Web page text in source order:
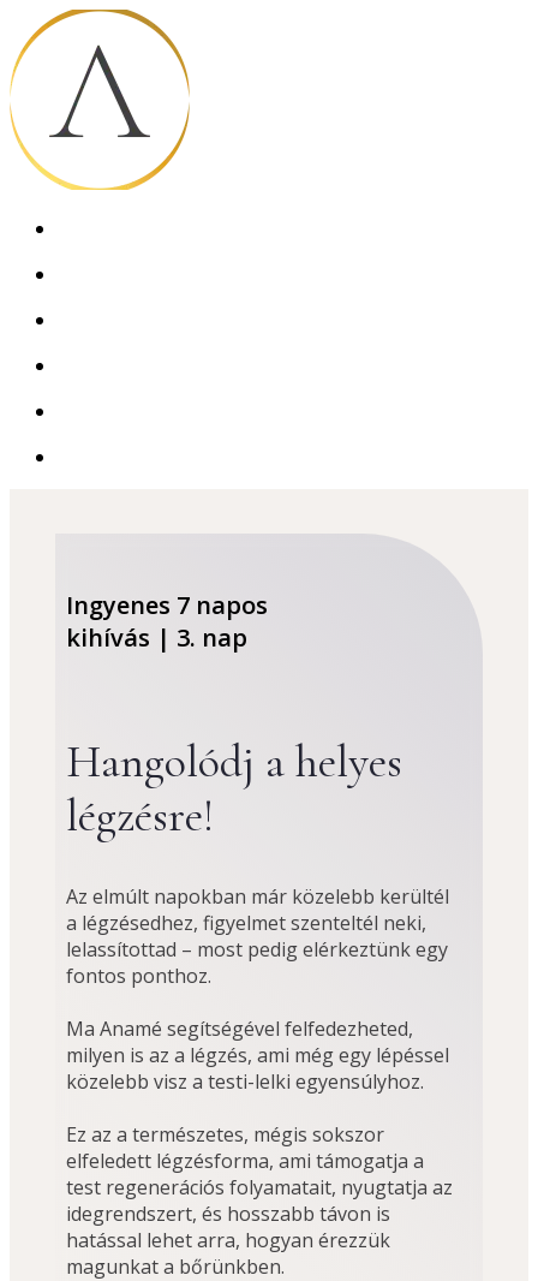
Hangolódj a helyes
légzésre!
Az elmúlt napokban már közelebb kerültél
a légzésedhez, figyelmet szenteltél neki,
lelassítottad – most pedig elérkeztünk egy
fontos ponthoz.
Ma Anamé segítségével felfedezheted,
milyen is az a légzés, ami még egy lépéssel
közelebb visz a testi-lelki egyensúlyhoz.
Ez az a természetes, mégis sokszor
elfeledett légzésforma, ami támogatja a
test regenerációs folyamatait, nyugtatja az
idegrendszert, és hosszabb távon is
hatással lehet arra, hogyan érezzük
magunkat a bőrünkben.
Ingyenes 7 napos
kihívás | 3. nap